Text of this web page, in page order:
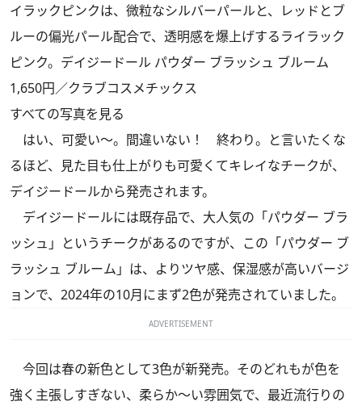
イラックピンクは、微粒なシルバーパールと、レッドとブ
ルーの偏光パール配合で、透明感を爆上げするライラック
ピンク。デイジードール パウダー ブラッシュ ブルーム
1,650円／クラブコスメチックス
すべての写真を見る
はい、可愛い～。間違いない！ 終わり。と言いたくな
るほど、見た目も仕上がりも可愛くてキレイなチークが、
デイジードールから発売されます。
デイジードールには既存品で、大人気の「パウダー ブラ
ッシュ」というチークがあるのですが、この「パウダー ブ
ラッシュ ブルーム」は、よりツヤ感、保湿感が高いバージ
ョンで、2024年の10月にまず2色が発売されていました。
ADVERTISEMENT
今回は春の新色として3色が新発売。そのどれもが色を
強く主張しすぎない、柔らか～い雰囲気で、最近流行りの